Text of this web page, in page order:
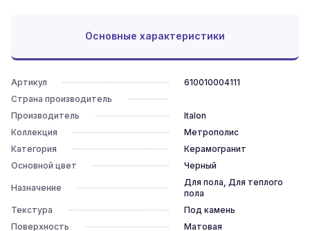
Основные характеристики
Артикул
610010004111
Страна производитель
Производитель
Italon
Коллекция
Метрополис
Категория
Керамогранит
Основной цвет
Черный
Назначение
Для пола, Для теплого
пола
Текстура
Под камень
Поверхность
Матовая